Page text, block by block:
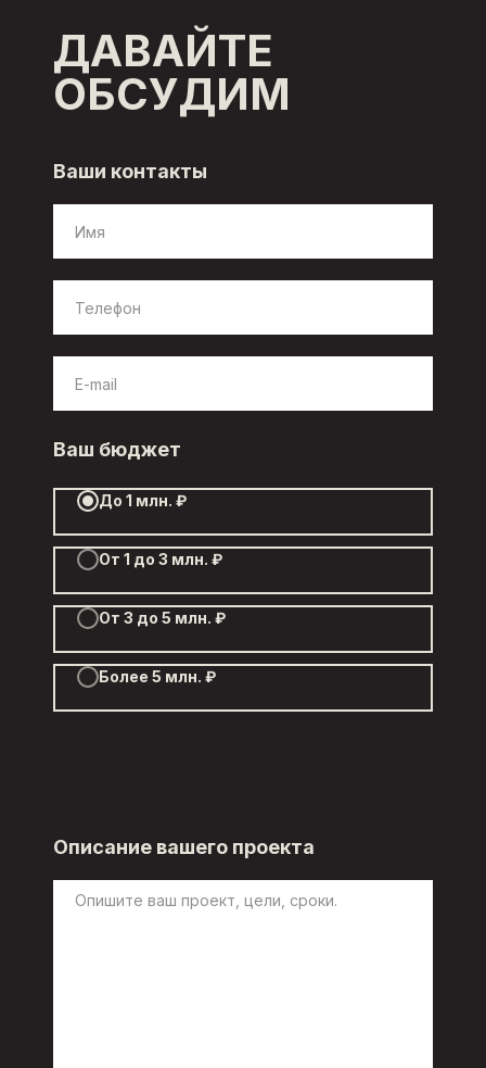
ДАВАЙТЕ
ОБСУДИМ
Описание вашего проекта
Ваши контакты
Ваш бюджет
До 1 млн. ₽
От 1 до 3 млн. ₽
От 3 до 5 млн. ₽
Более 5 млн. ₽